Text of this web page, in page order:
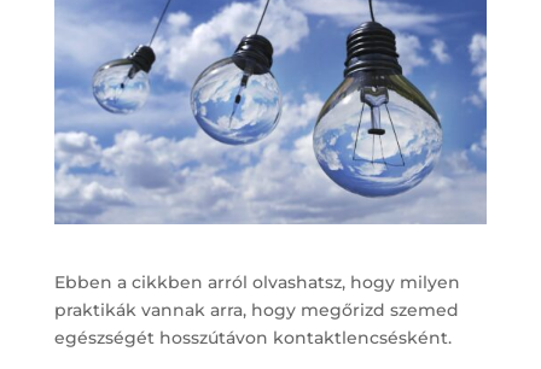
Ebben a cikkben arról olvashatsz, hogy milyen
praktikák vannak arra, hogy megőrizd szemed
egészségét hosszútávon kontaktlencsésként.